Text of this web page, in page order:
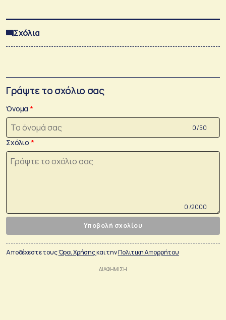
Σχόλια
Γράψτε το σχόλιο σας
Όνομα
0 /50
Σχόλιο
0 /2000
Υποβολή σχολίου
Αποδέχεστε τουςΌροι Χρήσηςκαι τηνΠολιτικη Απορρήτου